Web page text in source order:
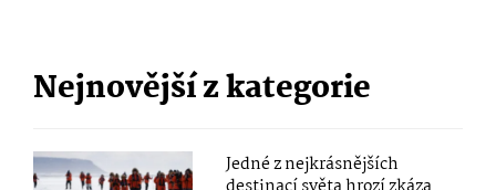
Nejnovější z kategorie
Jedné z nejkrásnějších